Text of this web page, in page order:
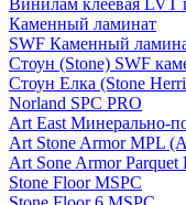
Винилам клеевая LVT
Каменный ламинат
SWF Каменный
Стоун (Stone) SWF
Стоун Елка (Stone
Norland SPC PRO
Art East Минерально-
Art Stone Armor MPL
Art Sone Armor
Stone Floor MSPC